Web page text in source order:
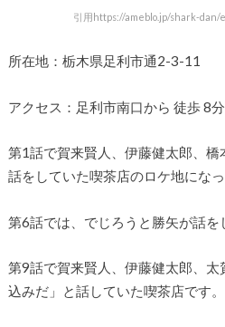
引用https://ameblo.jp/shark-dan/
所在地：栃木県足利市通2-3-11
アクセス：足利市南口から 徒歩 8分
第1話で賀来賢人、伊藤健太郎、
話をしていた喫茶店のロケ地になっ
第6話では、でじろうと勝矢が話を
第9話で賀来賢人、伊藤健太郎、太
込みだ」と話していた喫茶店です。